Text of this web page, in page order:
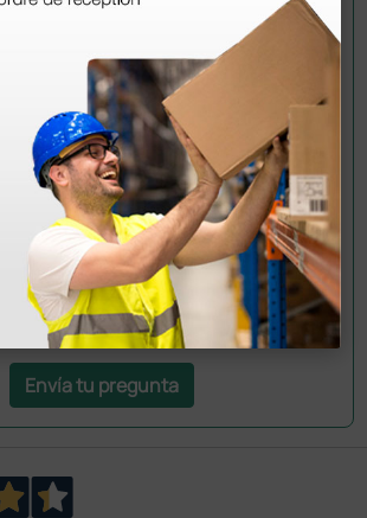
alguna duda? ¿Necesitas más
tu pregunta a los colegas que ya
producto.
Envía tu pregunta